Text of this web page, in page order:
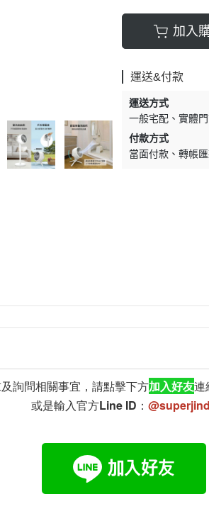
加入
運送&付款
運送方式
一般宅配
實體
付款方式
當面付款
轉帳
詢問相關事宜，請點擊下方加入好友連
或是輸入官方Line ID：